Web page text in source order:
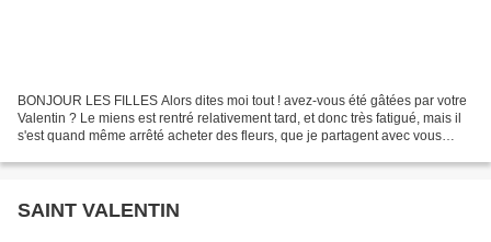
BONJOUR LES FILLES Alors dites moi tout ! avez-vous été gâtées par votre
Valentin ? Le miens est rentré relativement tard, et donc très fatigué, mais il
s'est quand même arrêté acheter des fleurs, que je partagent avec vous
SAINT VALENTIN